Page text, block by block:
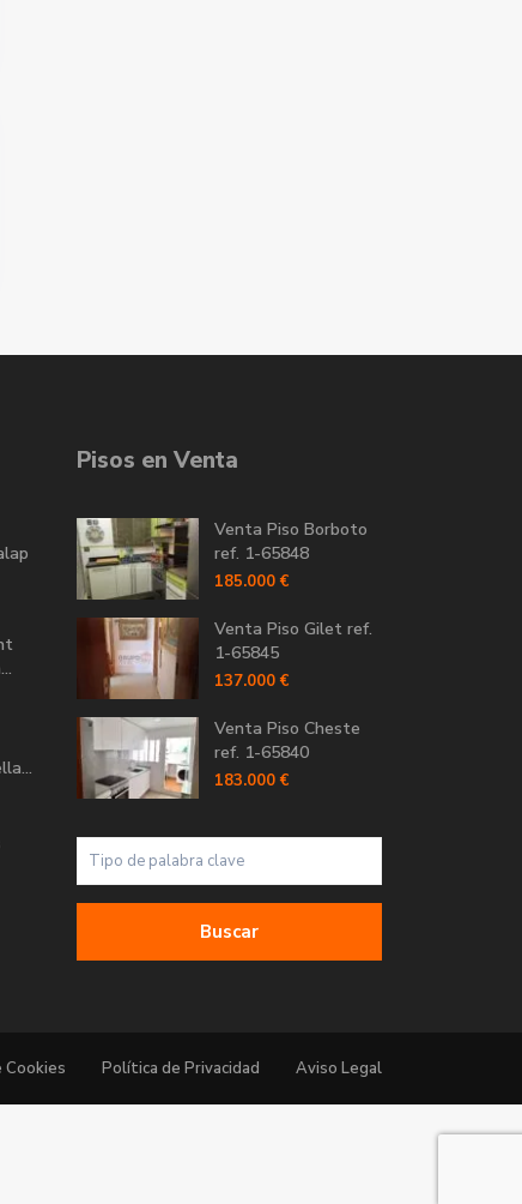
Pisos en Venta
Venta Piso Borboto
ref. 1-65848
185.000 €
Venta Piso Gilet ref.
1-65845
137.000 €
Venta Piso Cheste
ref. 1-65840
183.000 €
Buscar
Cookies Política de Privacidad Aviso Legal